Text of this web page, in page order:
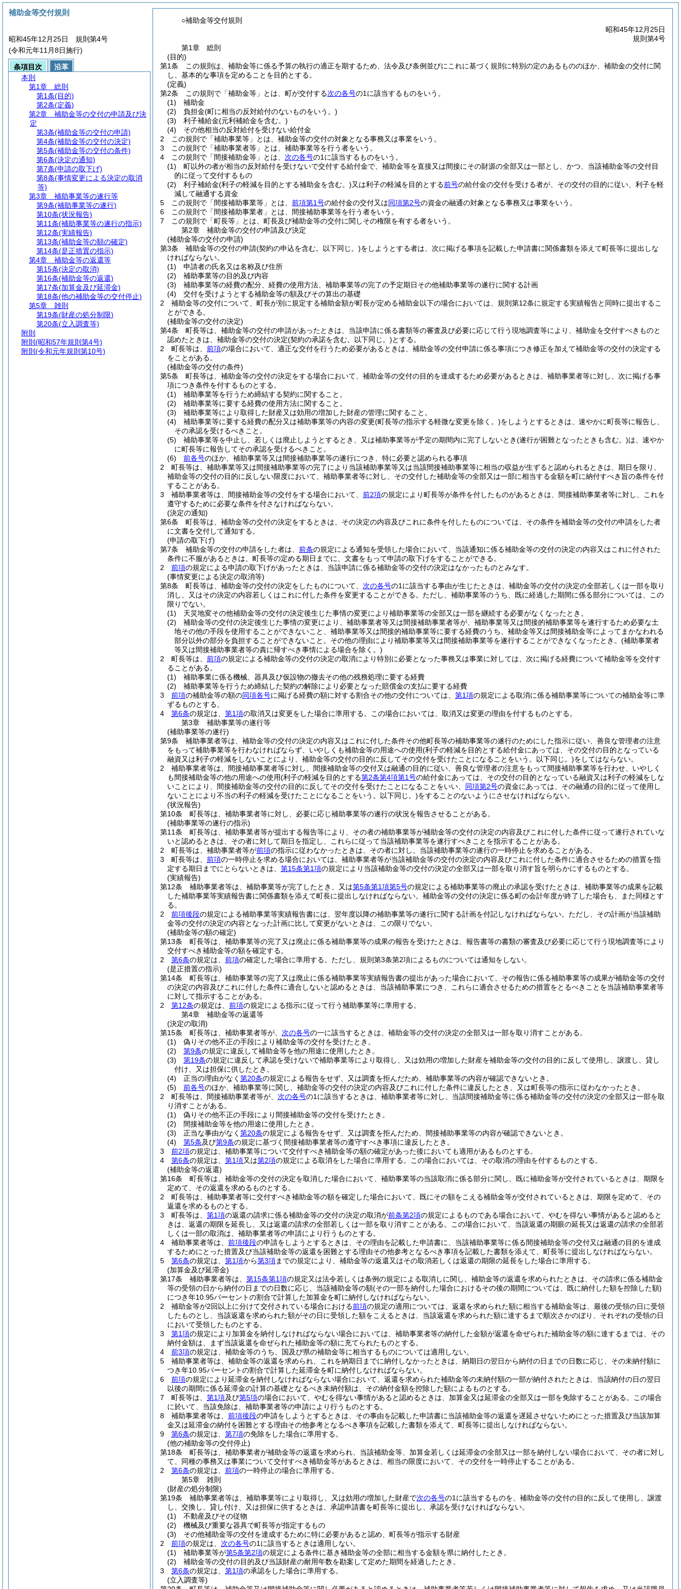
○補助金等交付規則
昭和45年12月25日
規則第4号
第1章
総則
(目的)
第1条
この規則は、補助金等に係る予算の執行の適正を期するため、法令及び条例並びにこれに基づく規則に特別の定のあるもののほか、補助金の交付に関
し、基本的な事項を定めることを目的とする。
(定義)
第2条
この規則で「補助金等」とは、町が交付する次の各号の1に該当するものをいう。
(1)
補助金
(2)
負担金(町に相当の反対給付のないものをいう。)
(3)
利子補給金(元利補給金を含む。)
(4)
その他相当の反対給付を受けない給付金
2
この規則で「補助事業等」とは、補助金等の交付の対象となる事務又は事業をいう。
3
この規則で「補助事業者等」とは、補助事業等を行う者をいう。
4
この規則で「間接補助金等」とは、 次の各号の1に該当するものをいう。
(1)
町以外の者が相当の反対給付を受けないで交付する給付金で、補助金等を直接又は間接にその財源の全部又は一部とし、かつ、当該補助金等の交付目
的に従って交付するもの
(2)
利子補給金(利子の軽減を目的とする補助金を含む。)又は利子の軽減を目的とする前号の給付金の交付を受ける者が、その交付の目的に従い、利子を軽
減して融通する資金
5
この規則で「間接補助事業等」とは、 前項第1号の給付金の交付又は同項第2号の資金の融通の対象となる事務又は事業をいう。
6
この規則で「間接補助事業者」とは、間接補助事業等を行う者をいう。
7
この規則で「町長等」とは、町長及び補助金等の交付に関しその権限を有する者をいう。
第2章
補助金等の交付の申請及び決定
(補助金等の交付の申請)
第3条
補助金等の交付の申請(契約の申込を含む。以下同じ。)をしようとする者は、次に掲げる事項を記載した申請書に関係書類を添えて町長等に提出しな
ければならない。
(1)
申請者の氏名又は名称及び住所
(2)
補助事業等の目的及び内容
(3)
補助事業等の経費の配分、経費の使用方法、補助事業等の完了の予定期日その他補助事業等の遂行に関する計画
(4)
交付を受けようとする補助金等の額及びその算出の基礎
2
補助金等の交付について、町長が別に規定する補助金額が町長が定める補助金以下の場合においては、規則第12条に規定する実績報告と同時に提出するこ
とができる。
(補助金等の交付の決定)
第4条
町長等は、補助金等の交付の申請があったときは、当該申請に係る書類等の審査及び必要に応じて行う現地調査等により、補助金を交付すべきものと
認めたときは、補助金等の交付の決定(契約の承諾を含む。以下同じ。)とする。
2
町長等は、 前項の場合において、適正な交付を行うため必要があるときは、補助金等の交付申請に係る事項につき修正を加えて補助金等の交付の決定する
をことがある。
(補助金等の交付の条件)
第5条
町長等は、補助金等の交付の決定をする場合において、補助金等の交付の目的を達成するため必要があるときは、補助事業者等に対し、次に掲げる事
項につき条件を付するものとする。
(1)
補助事業等を行うため締結する契約に関すること。
(2)
補助事業等に要する経費の使用方法に関すること。
(3)
補助事業等により取得した財産又は効用の増加した財産の管理に関すること。
(4)
補助事業等に要する経費の配分又は補助事業等の内容の変更(町長等の指示する軽微な変更を除く。)をしようとするときは、速やかに町長等に報告し、
その承認を受けるべきこと。
(5)
補助事業等を中止し、若しくは廃止しようとするとき、又は補助事業等が予定の期間内に完了しないとき(遂行が困難となったときも含む。)は、速やか
に町長等に報告してその承認を受けるべきこと。
(6)
前各号のほか、補助事業等又は間接補助事業等の遂行につき、特に必要と認められる事項
2
町長等は、補助事業等又は間接補助事業等の完了により当該補助事業等又は当該間接補助事業等に相当の収益が生ずると認められるときは、期日を限り、
補助金等の交付の目的に反しない限度において、補助事業者等に対し、その交付した補助金等の全部又は一部に相当する金額を町に納付すべき旨の条件を付
することがある。
3
補助事業者等は、間接補助金等の交付をする場合において、 前2項の規定により町長等が条件を付したものがあるときは、間接補助事業者等に対し、これを
遵守するために必要な条件を付さなければならない。
(決定の通知)
第6条
町長等は、補助金等の交付の決定をするときは、その決定の内容及びこれに条件を付したものについては、その条件を補助金等の交付の申請をした者
に文書を交付して通知する。
(申請の取下げ)
第7条
補助金等の交付の申請をした者は、 前条の規定による通知を受領した場合において、当該通知に係る補助金等の交付の決定の内容又はこれに付された
条件に不服があるときは、町長等の定める期日までに、文書をもって申請の取下げをすることができる。
2
前項の規定による申請の取下げがあったときは、当該申請に係る補助金等の交付の決定はなかったものとみなす。
(事情変更による決定の取消等)
第8条
町長等は、補助金等の交付の決定をしたものについて、 次の各号の1に該当する事由が生じたときは、補助金等の交付の決定の全部若しくは一部を取り
消し、又はその決定の内容若しくはこれに付した条件を変更することができる。 ただし、補助事業等のうち、既に経過した期間に係る部分については、この
限りでない。
(1)
天災地変その他補助金等の交付の決定後生じた事情の変更により補助事業等の全部又は一部を継続する必要がなくなったとき。
(2)
補助金等の交付の決定後生じた事情の変更により、補助事業者等又は間接補助事業者等が、補助事業等又は間接的補助事業等を遂行するため必要な土
地その他の手段を使用することができないこと、補助事業等又は間接的補助事業等に要する経費のうち、補助金等又は間接補助金等によってまかなわれる
部分以外の部分を負担することができないこと。 その他の理由により補助事業等又は間接補助事業等を遂行することができなくなったとき。 (補助事業者
等又は間接補助事業者等の責に帰すべき事情による場合を除く。)
2
町長等は、 前項の規定による補助金等の交付の決定の取消により特別に必要となった事務又は事業に対しては、次に掲げる経費について補助金等を交付す
ることがある。
(1)
補助事業に係る機械、器具及び仮設物の撤去その他の残務処理に要する経費
(2)
補助事業等を行うため締結した契約の解除により必要となった賠償金の支払に要する経費
3
前項の補助金等の額の同項各号に掲げる経費の額に対する割合その他の交付については、 第1項の規定による取消に係る補助事業等についての補助金等に準
ずるものとする。
4
第6条の規定は、 第1項の取消又は変更をした場合に準用する。
この場合においては、取消又は変更の理由を付するものとする。
第3章
補助事業等の遂行等
(補助事業等の遂行)
第9条
補助事業者等は、補助金等の交付の決定の内容又はこれに付した条件その他町長等の補助事業等の遂行のためにした指示に従い、善良な管理者の注意
をもって補助事業等を行わなければならず、いやしくも補助金等の用途への使用(利子の軽減を目的とする給付金にあっては、その交付の目的となっている
融資又は利子の軽減をしないことにより、補助金等の交付の目的に反してその交付を受けたことになることをいう。以下同じ。)をしてはならない。
2
補助事業者等は、間接補助事業者等に対し、間接補助金等の交付又は融通の目的に従い、善良な管理者の注意をもって間接補助事業等を行わせ、いやしく
も間接補助金等の他の用途への使用(利子の軽減を目的とする第2条第4項第1号の給付金にあっては、その交付の目的となっている融資又は利子の軽減をしな
いことにより、間接補助金等の交付の目的に反してその交付を受けたことになることをいい、 同項第2号の資金にあっては、その融通の目的に従って使用し
ないことにより不当の利子の軽減を受けたことになることをいう。以下同じ。)をすることのないようにさせなければならない。
(状況報告)
第10条
町長等は、補助事業者等に対し、必要に応じ補助事業等の遂行の状況を報告させることがある。
(補助事業等の遂行の指示)
第11条
町長等は、補助事業者等が提出する報告等により、その者の補助事業等が補助金等の交付の決定の内容及びこれに付した条件に従って遂行されていな
いと認めるときは、その者に対して期日を指定し、これらに従って当該補助事業等を遂行すべきことを指示することがある。
2
町長等は、補助事業者等が前項の指示に従わなかったときは、その者に対し、当該補助事業等の遂行の一時停止を求めることがある。
3
町長等は、 前項の一時停止を求める場合においては、補助事業者等が当該補助金等の交付の決定の内容及びこれに付した条件に適合させるための措置を指
定する期日までにとらないときは、 第15条第1項の規定により当該補助金等の交付の決定の全部又は一部を取り消す旨を明らかにするものとする。
(実績報告)
第12条
補助事業者等は、補助事業等が完了したとき、又は第5条第1項第5号の規定による補助事業等の廃止の承認を受けたときは、補助事業等の成果を記載
した補助事業等実績報告書に関係書類を添えて町長に提出しなければならない。 補助金等の交付の決定に係る町の会計年度が終了した場合も、また同様とす
る。
2
前項後段の規定による補助事業等実績報告書には、翌年度以降の補助事業等の遂行に関する計画を付記しなければならない。 ただし、その計画が当該補助
金等の交付の決定の内容となった計画に比して変更がないときは、この限りでない。
(補助金等の額の確定)
第13条
町長等は、補助事業等の完了又は廃止に係る補助事業等の成果の報告を受けたときは、報告書等の書類の審査及び必要に応じて行う現地調査等により
交付すべき補助金等の額を確定する。
2
第6条の規定は、 前項の確定した場合に準用する。 ただし、規則第3条第2項によるものについては通知をしない。
(是正措置の指示)
第14条
町長等は、補助事業等の完了又は廃止に係る補助事業等実績報告書の提出があった場合において、その報告に係る補助事業等の成果が補助金等の交付
の決定の内容及びこれに付した条件に適合しないと認めるときは、当該補助事業につき、これらに適合させるための措置をとるべきことを当該補助事業者等
に対して指示することがある。
2
第12条の規定は、 前項の規定による指示に従って行う補助事業等に準用する。
第4章
補助金等の返還等
(決定の取消)
第15条
町長等は、補助事業者等が、 次の各号の一に該当するときは、補助金等の交付の決定の全部又は一部を取り消すことがある。
(1)
偽りその他不正の手段により補助金等の交付を受けたとき。
(2)
第9条の規定に違反して補助金等を他の用途に使用したとき。
(3)
第19条の規定に違反して承認を受けないで補助事業等により取得し、又は効用の増加した財産を補助金等の交付の目的に反して使用し、譲渡し、貸し
付け、又は担保に供したとき。
(4)
正当の理由がなく 第20条の規定による報告をせず、又は調査を拒んだため、補助事業等の内容が確認できないとき。
(5)
前各号のほか、補助事業等に関し、補助金等の交付の決定の内容及びこれに付した条件に違反したとき、又は町長等の指示に従わなかったとき。
2
町長等は、間接補助事業者等が、 次の各号の1に該当するときは、補助事業者等に対し、当該間接補助金等に係る補助金等の交付の決定の全部又は一部を取
り消すことがある。
(1)
偽りその他不正の手段により間接補助金等の交付を受けたとき。
(2)
間接補助金等を他の用途に使用したとき。
(3)
正当な事由がなく 第20条の規定による報告をせず、又は調査を拒んだため、間接補助事業等の内容が確認できないとき。
(4)
第5条及び第9条の規定に基づく間接補助事業者等の遵守すべき事項に違反したとき。
3
前2項の規定は、補助事業等について交付すべき補助金等の額の確定があった後においても適用があるものとする。
4
第6条の規定は、 第1項又は第2項の規定による取消をした場合に準用する。
この場合においては、その取消の理由を付するものとする。
(補助金等の返還)
第16条
町長等は、補助金等の交付の決定を取消した場合において、補助事業等の当該取消に係る部分に関し、既に補助金等が交付されているときは、期限を
定めて、その返還を求めるものとする。
2
町長等は、補助事業者等に交付すべき補助金等の額を確定した場合において、既にその額をこえる補助金等が交付されているときは、期限を定めて、その
返還を求めるものとする。
3
町長等は、 第1項の返還の請求に係る補助金等の交付の決定の取消が前条第2項の規定によるものである場合において、やむを得ない事情があると認めると
きは、返還の期限を延長し、又は返還の請求の全部若しくは一部を取り消すことがある。
この場合において、当該返還の期眼の延長又は返還の請求の全部若
しくは一部の取消は、補助事業者等の申請により行うものとする。
4
補助事業者等は、 前項後段の申請をしようとするときは、その理由を記載した申請書に、当該補助事業等に係る間接補助金等の交付又は融通の目的を達成
するためにとった措置及び当該補助金等の返還を困難とする理由その他参考となるべき事項を記載した書類を添えて、町長等に提出しなければならない。
5
第6条の規定は、 第1項から第3項までの規定により、補助金等の返還又はその取消若しくは返還の期限の延長をした場合に準用する。
(加算金及び延滞金)
第17条
補助事業者等は、 第15条第1項の規定又は法令若しくは条例の規定による取消しに関し、補助金等の返還を求められたときは、その請求に係る補助金
等の受領の日から納付の日までの日数に応じ、当該補助金等の額(その一部を納付した場合におけるその後の期間については、既に納付した額を控除した額)
につき年10.95パーセントの割合で計算した加算金を町に納付しなければならない。
2
補助金等が2回以上に分けて交付されている場合における前項の規定の適用については、返還を求められた額に相当する補助金等は、最後の受領の日に受領
したものとし、当該返還を求められた額がその日に受領した額をこえるときは、当該返還を求められた額に達するまで順次さかのぼり、それぞれの受領の日
において受領したものとする。
3
第1項の規定により加算金を納付しなければならない場合においては、補助事業者等の納付した金額が返還を命ぜられた補助金等の額に達するまでは、その
納付金額は、まず当該返還を命ぜられた補助金等の額に充てられたものとする。
4
前3項の規定は、補助金等のうち、国及び県の補助金等に相当するものについては適用しない。
5
補助事業者等は、補助金等の返還を求められ、これを納期日までに納付しなかったときは、納期日の翌日から納付の日までの日数に応じ、その未納付額に
つき年10.95パーセントの割合で計算した延滞金を町に納付しなければならない。
6
前項の規定により延滞金を納付しなければならない場合において、返還を求められた補助金等の未納付額の一部が納付されたときは、当該納付の日の翌日
以後の期間に係る延滞金の計算の基礎となるべき未納付額は、その納付金額を控除した額によるものとする。
7
町長等は、 第1項及び第5項の場合において、やむを得ない事情があると認めるときは、加算金又は延滞金の全部又は一部を免除することがある。
この場合
に於いて、当該免除は、補助事業者等の申請により行うものとする。
8
補助事業者等は、 前項後段の申請をしようとするときは、その事由を記載した申請書に当該補助金等の返還を遅延させないためにとった措置及び当該加算
金又は延滞金の納付を困難とする理由その他参考となるべき事項を記載した書類を添えて、町長等に提出しなければならない。
9
第6条の規定は、 第7項の免除をした場合に準用する。
(他の補助金等の交付停止)
第18条
町長等は、補助事業者が補助金等の返還を求められ、当該補助金等、加算金若しくは延滞金の全部又は一部を納付しない場合において、その者に対し
て、同種の事務又は事業について交付すべき補助金等があるときは、相当の限度において、その交付を一時停止することがある。
2
第6条の規定は、 前項の一時停止の場合に準用する。
第5章
雑則
(財産の処分制限)
第19条
補助事業者等は、補助事業等により取得し、又は効用の増加した財産で次の各号の1に該当するものを、補助金等の交付の目的に反して使用し、譲渡
し、交換し、貸し付け、又は担保に供するときは、承認申請書を町長等に提出し、承認を受けなければならない。
(1)
不動産及びその従物
(2)
機械及び重要な器具で町長等が指定するもの
(3)
その他補助金等の交付を達成するために特に必要があると認め、町長等が指示する財産
2
前項の規定は、 次の各号の1に該当するときは適用しない。
(1)
補助事業等が第5条第2項の規定による条件に基き補助金等の全部に相当する金額を県に納付したとき。
(2)
補助金等の交付の目的及び当該財産の耐用年数を勘案して定めた期間を経過したとき。
3
第6条の規定は、 第1項の承認をした場合に準用する。
(立入調査等)
補助金等交付規則
昭和45年12月25日 規則第4号
(令和元年11月8日施行)
条項目次
沿革
本則
第1章
総則
第1条(目的)
第2条(定義)
第2章
補助金等の交付の申請及び決
定
第3条(補助金等の交付の申請)
第4条(補助金等の交付の決定)
第5条(補助金等の交付の条件)
第6条(決定の通知)
第7条(申請の取下げ)
第8条(事情変更による決定の取消
等)
第3章
補助事業等の遂行等
第9条(補助事業等の遂行)
第10条(状況報告)
第11条(補助事業等の遂行の指示)
第12条(実績報告)
第13条(補助金等の額の確定)
第14条(是正措置の指示)
第4章
補助金等の返還等
第15条(決定の取消)
第16条(補助金等の返還)
第17条(加算金及び延滞金)
第18条(他の補助金等の交付停止)
第5章
雑則
第19条(財産の処分制限)
第20条(立入調査等)
附則
附則 (昭和57年規則第4号)
附則 (令和元年規則第10号)